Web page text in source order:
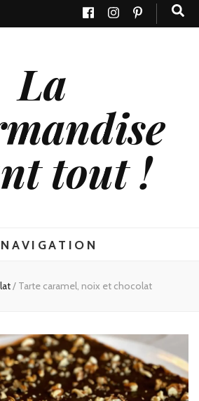
La
tout !
NAVIGATION
/ Tarte caramel, noix et chocolat